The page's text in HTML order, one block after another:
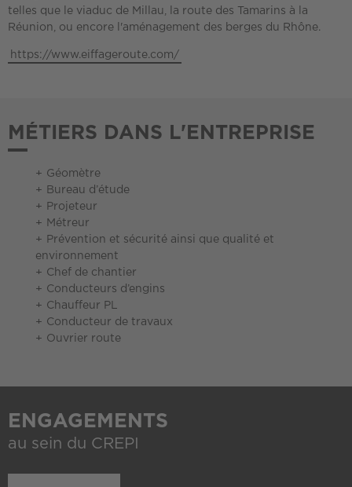
telles que le viaduc de Millau, la route des Tamarins à la
Réunion, ou encore l'aménagement des berges du Rhône.
https://www.eiffageroute.com/
MÉTIERS DANS L'ENTREPRISE
Géomètre
Bureau d’étude
Projeteur
Métreur
Prévention et sécurité ainsi que qualité et
environnement
Chef de chantier
Conducteurs d’engins
Chauffeur PL
Conducteur de travaux
Ouvrier route
ENGAGEMENTS
au sein du CREPI